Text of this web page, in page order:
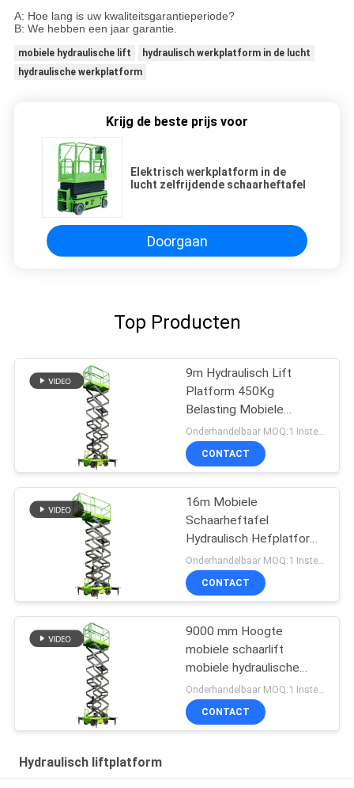
A: Hoe lang is uw kwaliteitsgarantieperiode?
B: We hebben een jaar garantie.
mobiele hydraulische lift
hydraulisch werkplatform in de lucht
hydraulische werkplatform
Krijg de beste prijs voor
Elektrisch werkplatform in de
lucht zelfrijdende schaarheftafel
Doorgaan
Top Producten
9m Hydraulisch Lift
Platform 450Kg
Belasting Mobiele
Scheren Lift
Onderhandelbaar MOQ:1 Instellen
CONTACT
16m Mobiele
Schaarheftafel
Hydraulisch Hefplatform
Met Uitschuifbaar
Platform
CONTACT
9000 mm Hoogte
mobiele schaarlift
mobiele hydraulische
liftplatform voor het
reinigen
CONTACT
Hydraulisch liftplatform